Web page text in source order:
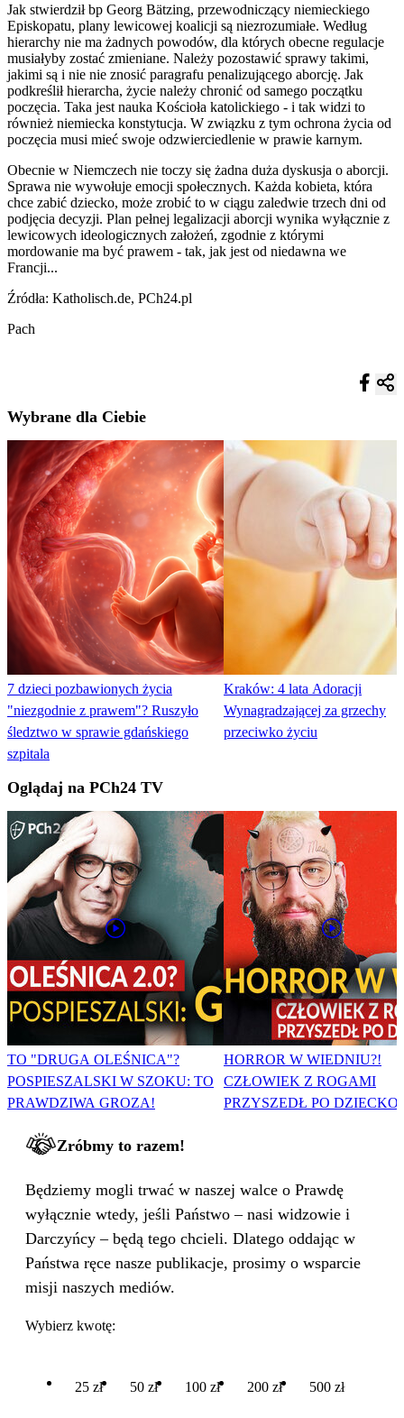
Jak stwierdził bp Georg Bätzing, przewodniczący niemieckiego
Episkopatu, plany lewicowej koalicji są niezrozumiałe. Według
hierarchy nie ma żadnych powodów, dla których obecne regulacje
musiałyby zostać zmieniane. Należy pozostawić sprawy takimi,
jakimi są i nie nie znosić paragrafu penalizującego aborcję. Jak
podkreślił hierarcha, życie należy chronić od samego początku
poczęcia. Taka jest nauka Kościoła katolickiego - i tak widzi to
również niemiecka konstytucja. W związku z tym ochrona życia od
poczęcia musi mieć swoje odzwierciedlenie w prawie karnym.
Obecnie w Niemczech nie toczy się żadna duża dyskusja o aborcji.
Sprawa nie wywołuje emocji społecznych. Każda kobieta, która
chce zabić dziecko, może zrobić to w ciągu zaledwie trzech dni od
podjęcia decyzji. Plan pełnej legalizacji aborcji wynika wyłącznie z
lewicowych ideologicznych założeń, zgodnie z którymi
mordowanie ma być prawem - tak, jak jest od niedawna we
Francji...
Źródła: Katholisch.de, PCh24.pl
Pach
Wybrane dla Ciebie
7 dzieci pozbawionych życia
"niezgodnie z prawem"? Ruszyło
śledztwo w sprawie gdańskiego
szpitala
Kraków: 4 lata Adoracji
Wynagradzającej za grzechy
przeciwko życiu
Oglądaj na PCh24 TV
TO "DRUGA OLEŚNICA"?
POSPIESZALSKI W SZOKU: TO
PRAWDZIWA GROZA!
HORROR W WIEDNIU?!
CZŁOWIEK Z ROGAMI
PRZYSZEDŁ PO DZIECKO
Zróbmy to razem!
Będziemy mogli trwać w naszej walce o Prawdę
wyłącznie wtedy, jeśli Państwo – nasi widzowie i
Darczyńcy – będą tego chcieli. Dlatego oddając w
Państwa ręce nasze publikacje, prosimy o wsparcie
misji naszych mediów.
Wybierz kwotę:
25 zł 50 zł 100 zł 200 zł 500 zł